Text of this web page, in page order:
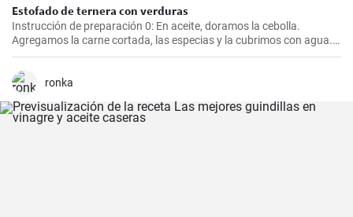
Estofado de ternera con verduras
Instrucción de preparación 0: En aceite, doramos la cebolla.
Agregamos la carne cortada, las especias y la cubrimos con agua.
Cocinamos hasta que esté tierna. Luego, agregamos las verduras,
el puré y cocinamos hasta que todo esté suave. Finalmente
agregamos la crema y dejamos que hierva.
ronka